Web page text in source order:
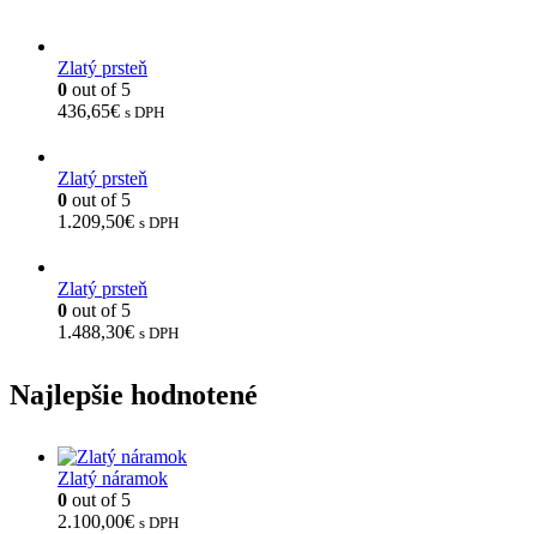
Zlatý prsteň
0 out of 5
436,65€ s DPH
Zlatý prsteň
0 out of 5
1.209,50€ s DPH
Zlatý prsteň
0 out of 5
1.488,30€ s DPH
Najlepšie hodnotené
Zlatý náramok
0 out of 5
2.100,00€ s DPH